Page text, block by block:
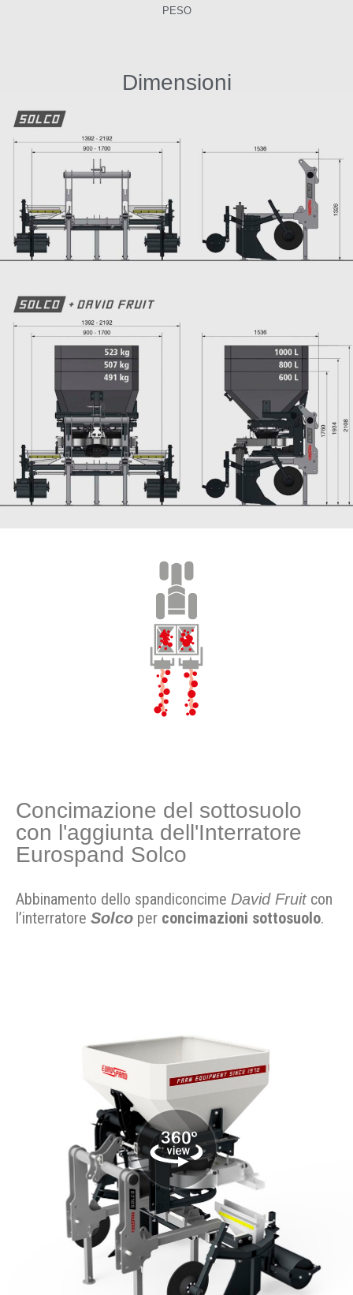
PESO
Dimensioni
Concimazione del sottosuolo
con l'aggiunta dell'Interratore
Eurospand Solco
Abbinamento dello spandiconcime David Fruit con
l’interratore Solco per concimazioni sottosuolo.